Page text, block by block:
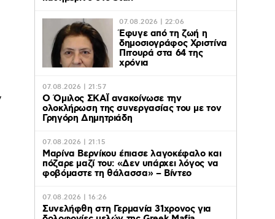
07.08.2026 | 22:06
Έφυγε από τη ζωή η
δημοσιογράφος Χριστίνα
Πιτουρά στα 64 της
χρόνια
07.08.2026 | 21:57
Ο Όμιλος ΣΚΑΪ ανακοίνωσε την
ολοκλήρωση της συνεργασίας του με τον
Γρηγόρη Δημητριάδη
07.08.2026 | 21:15
Μαρίνα Βερνίκου έπιασε λαγοκέφαλο και
πόζαρε μαζί του: «Δεν υπάρχει λόγος να
φοβόμαστε τη θάλασσα» – Βίντεο
07.08.2026 | 16:26
Συνελήφθη στη Γερμανία 31χρονος για